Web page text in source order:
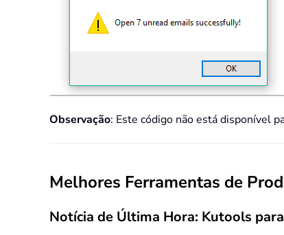
Observação: Este código não está disponível
Melhores Ferramentas de
Notícia de Última Hora: Kutools